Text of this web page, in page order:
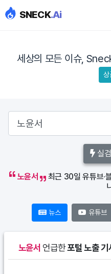
SNECK.Ai
세상의 모든 이슈,
상
실
노윤서
최근 30일 유튜브·
뉴스 유튜브
노윤서 언급한포털 노출 기